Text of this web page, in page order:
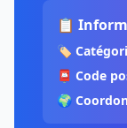
📋
🏷️
📮 Code
🌍